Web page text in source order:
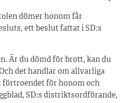
dömer honom får
ett beslut fattat i SD:s
Är du dömd för brott, kan du
det handlar om allvarliga
förtroendet för honom och
SD:s distriktsordförande,